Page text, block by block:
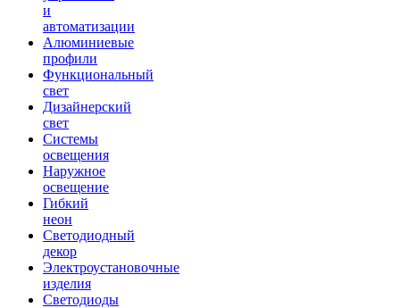
и
автоматизации
Алюминиевые
профили
Функциональный
свет
Дизайнерский
свет
Системы
освещения
Наружное
освещение
Гибкий
неон
Светодиодный
декор
Электроустановочные
изделия
Светодиоды